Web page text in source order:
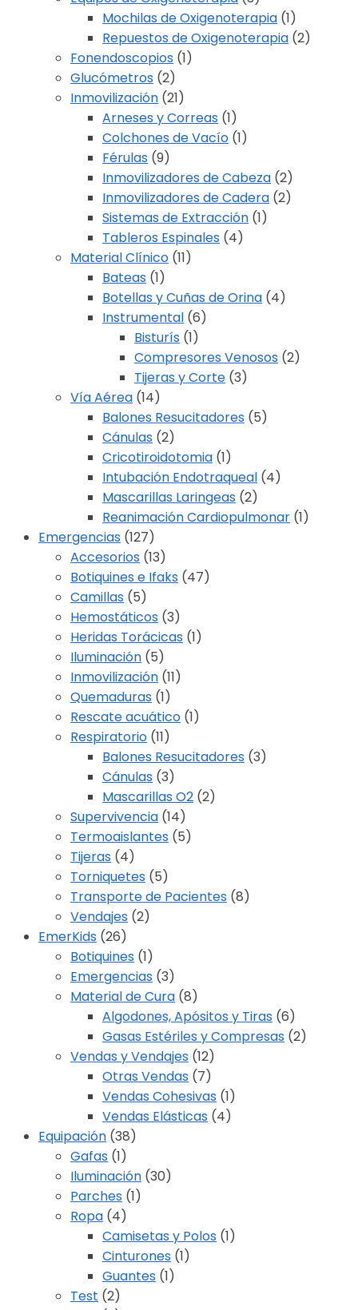
Mochilas de Oxigenoterapia (1)
Repuestos de Oxigenoterapia (2)
Fonendoscopios (1)
Glucómetros (2)
Inmovilización (21)
Arneses y Correas (1)
Colchones de Vacío (1)
Férulas (9)
Inmovilizadores de Cabeza (2)
Inmovilizadores de Cadera (2)
Sistemas de Extracción (1)
Tableros Espinales (4)
Material Clínico (11)
Bateas (1)
Botellas y Cuñas de Orina (4)
Instrumental (6)
Bisturís (1)
Compresores Venosos (2)
Tijeras y Corte (3)
Vía Aérea (14)
Balones Resucitadores (5)
Cánulas (2)
Cricotiroidotomia (1)
Intubación Endotraqueal (4)
Mascarillas Laringeas (2)
Reanimación Cardiopulmonar (1)
Emergencias (127)
Accesorios (13)
Botiquines e Ifaks (47)
Camillas (5)
Hemostáticos (3)
Heridas Torácicas (1)
Iluminación (5)
Inmovilización (11)
Quemaduras (1)
Rescate acuático (1)
Respiratorio (11)
Balones Resucitadores (3)
Cánulas (3)
Mascarillas O2 (2)
Supervivencia (14)
Termoaislantes (5)
Tijeras (4)
Torniquetes (5)
Transporte de Pacientes (8)
Vendajes (2)
EmerKids (26)
Botiquines (1)
Emergencias (3)
Material de Cura (8)
Algodones, Apósitos y Tiras (6)
Gasas Estériles y Compresas (2)
Vendas y Vendajes (12)
Otras Vendas (7)
Vendas Cohesivas (1)
Vendas Elásticas (4)
Equipación (38)
Gafas (1)
Iluminación (30)
Parches (1)
Ropa (4)
Camisetas y Polos (1)
Cinturones (1)
Guantes (1)
Test (2)